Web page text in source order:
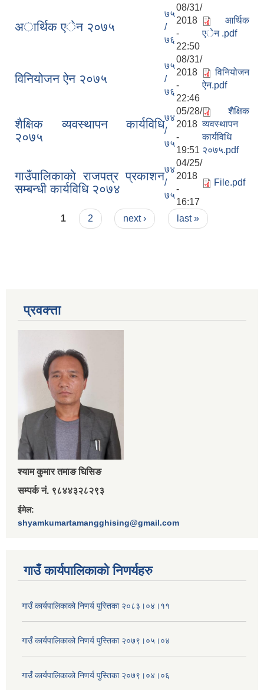
अार्थिक एेन २०७५
७५
/
७६
08/31/
2018
-
22:50
आर्थिक
एेन .pdf
विनियोजन ऐन २०७५
७५
/
७६
08/31/
2018
-
22:46
विनियोजन
ऐन.pdf
शैक्षिक व्यवस्थापन कार्यविधि
२०७५
७४
/
७५
05/28/
2018
-
19:51
शैक्षिक
व्यवस्थापन
कार्यविधि
२०७५.pdf
गाउँपालिकाकाे राजपत्र प्रकाशन
सम्बन्धी कार्यविधि २०७४
७४
/
७५
04/25/
2018
-
16:17
File.pdf
Pages
1 2 next › last »
प्रवक्त्ता
श्‍याम कुमार तमाङ घिसिङ
सम्पर्क नं. ९८४४३२८२९३
ईमेल:
shyamkumartamangghising@gmail.com
गाउँ कार्यपालिकाकाे निणर्यहरु
गाउँ कार्यपालिकाको निणर्य पुस्तिका २०८३।०४।११
गाउँ कार्यपालिकाको निणर्य पुस्तिका २०७९।०५।०४
गाउँ कार्यपालिकाको निणर्य पुस्तिका २०७९।०४।०६